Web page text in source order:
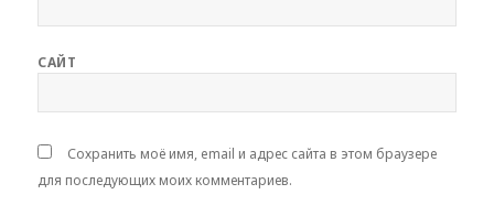
САЙТ
Сохранить моё имя, email и адрес сайта в этом браузере
для последующих моих комментариев.